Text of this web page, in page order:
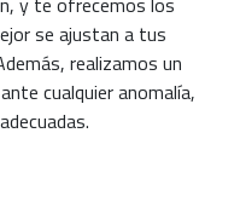
se ajustan a tus
realizamos un
cualquier anomalía,